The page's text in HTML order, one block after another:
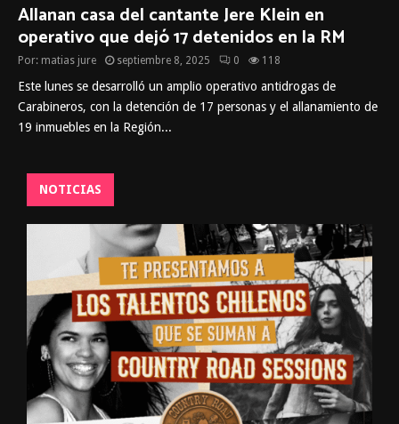
Allanan casa del cantante Jere Klein en
operativo que dejó 17 detenidos en la RM
Por: matias jure septiembre 8, 2025 0 118
Este lunes se desarrolló un amplio operativo antidrogas de
Carabineros, con la detención de 17 personas y el allanamiento de
19 inmuebles en la Región...
NOTICIAS